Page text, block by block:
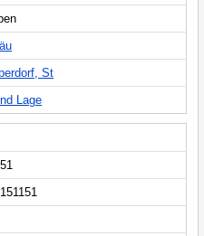
St
Lage